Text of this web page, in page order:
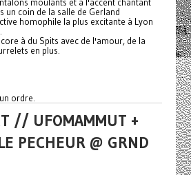
un coin de la salle de Gerland
homophile la plus excitante à Lyon
à du Spits avec de l'amour, de la
en plus.
ordre.
// UFOMAMMUT +
PECHEUR @ GRND